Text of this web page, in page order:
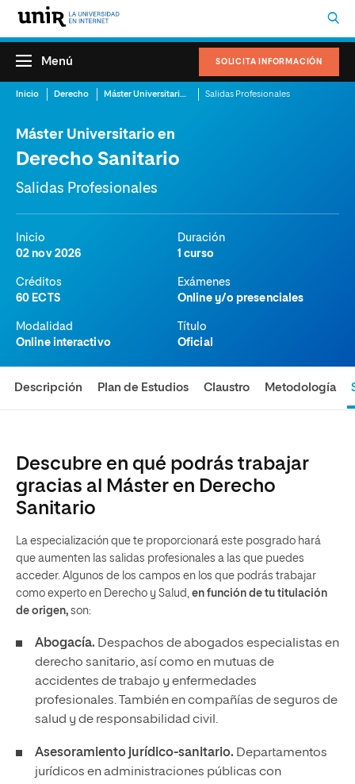
SOLICITA INFORMACIÓN
Menú
Inicio Derecho Máster Universitario en Derecho Sanitario Salidas Profesionales
Máster Universitario en
Derecho Sanitario
Salidas Profesionales
Inicio
02 nov 2026
Duración
1 curso
Créditos
60 ECTS
Exámenes
Online y/o presenciales
Modalidad
Online interactivo
Título
Oficial
Descripción Plan de Estudios Claustro Metodología
Descubre en qué podrás trabajar
gracias al Máster en Derecho
Sanitario
La especialización que te proporcionará este posgrado hará
que aumenten las salidas profesionales a las que puedes
acceder. Algunos de los campos en los que podrás trabajar
como experto en Derecho y Salud, en función de tu titulación
de origen, son:
Abogacía. Despachos de abogados especialistas en
derecho sanitario, así como en mutuas de
accidentes de trabajo y enfermedades
profesionales. También en compañías de seguros de
salud y de responsabilidad civil.
Asesoramiento jurídico-sanitario. Departamentos
jurídicos en administraciones públicas con